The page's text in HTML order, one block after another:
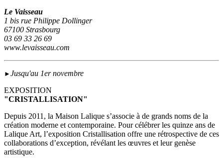
Le Vaisseau
1 bis rue Philippe Dollinger
67100 Strasbourg
03 69 33 26 69
www.levaisseau.com
► Jusqu'au 1er novembre
EXPOSITION
"CRISTALLISATION"
Depuis 2011, la Maison Lalique s’associe à de grands noms de la
création moderne et contemporaine. Pour célébrer les quinze ans de
Lalique Art, l’exposition Cristallisation offre une rétrospective de ces
collaborations d’exception, révélant les œuvres et leur genèse
artistique.